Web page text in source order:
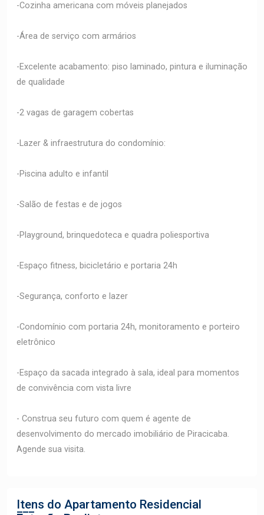
-Cozinha americana com móveis planejados
-Área de serviço com armários
-Excelente acabamento: piso laminado, pintura e iluminação
de qualidade
-2 vagas de garagem cobertas
-Lazer & infraestrutura do condomínio:
-Piscina adulto e infantil
-Salão de festas e de jogos
-Playground, brinquedoteca e quadra poliesportiva
-Espaço fitness, bicicletário e portaria 24h
-Segurança, conforto e lazer
-Condomínio com portaria 24h, monitoramento e porteiro
eletrônico
-Espaço da sacada integrado à sala, ideal para momentos
de convivência com vista livre
- Construa seu futuro com quem é agente de
desenvolvimento do mercado imobiliário de Piracicaba.
Agende sua visita.
Itens do Apartamento Residencial